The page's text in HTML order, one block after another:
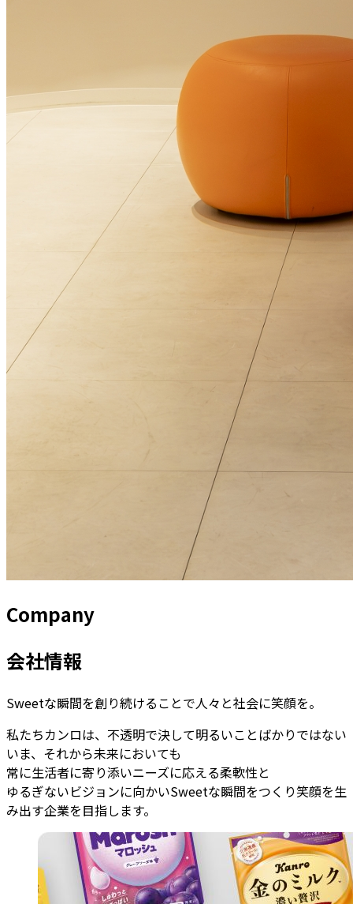
Company
会社情報
Sweetな瞬間を創り続けることで人々と社会に笑顔を。
私たちカンロは、不透明で決して明るいことばかりではない
いま、それから未来においても
常に生活者に寄り添いニーズに応える柔軟性と
ゆるぎないビジョンに向かいSweetな瞬間をつくり笑顔を生
み出す企業を目指します。